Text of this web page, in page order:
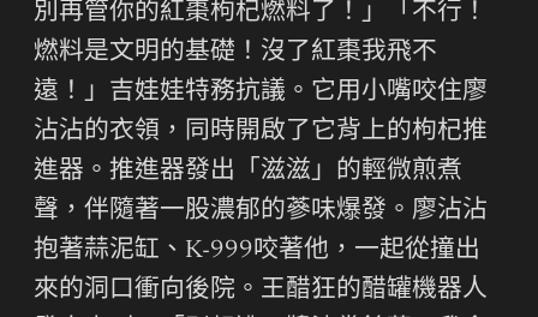
別再管你的紅棗枸杞燃料了！」「不行！
燃料是文明的基礎！沒了紅棗我飛不
遠！」吉娃娃特務抗議。它用小嘴咬住廖
沾沾的衣領，同時開啟了它背上的枸杞推
進器。推進器發出「滋滋」的輕微煎煮
聲，伴隨著一股濃郁的蔘味爆發。廖沾沾
抱著蒜泥缸、K-999咬著他，一起從撞出
來的洞口衝向後院。王醋狂的醋罐機器人